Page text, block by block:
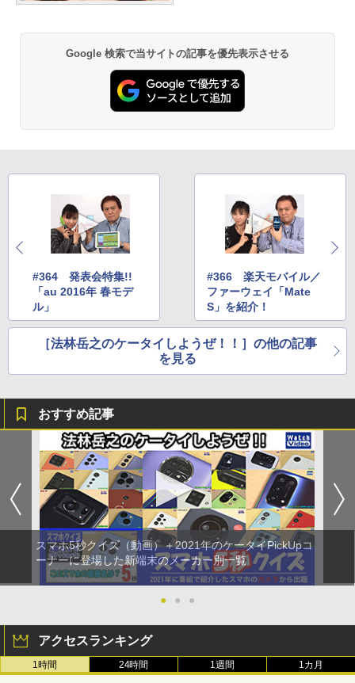
Google 検索で当サイトの記事を優先表示させる
#364 発表会特集!!
「au 2016年 春モデ
ル」
#366 楽天モバイル／
ファーウェイ「Mate
S」を紹介！
［法林岳之のケータイしようぜ！！］の他の記事
を見る
おすすめ記事
スマホ5秒クイズ（動画）＋2021年のケータイPickUpコ
ーナーに登場した新端末のメーカー別一覧
● ● ●
アクセスランキング
1時間 24時間 1週間 1カ月